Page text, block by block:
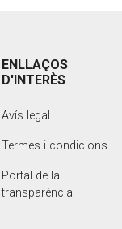
ENLLAÇOS
D'INTERÈS
Avís legal
Termes i condicions
Portal de la
transparència